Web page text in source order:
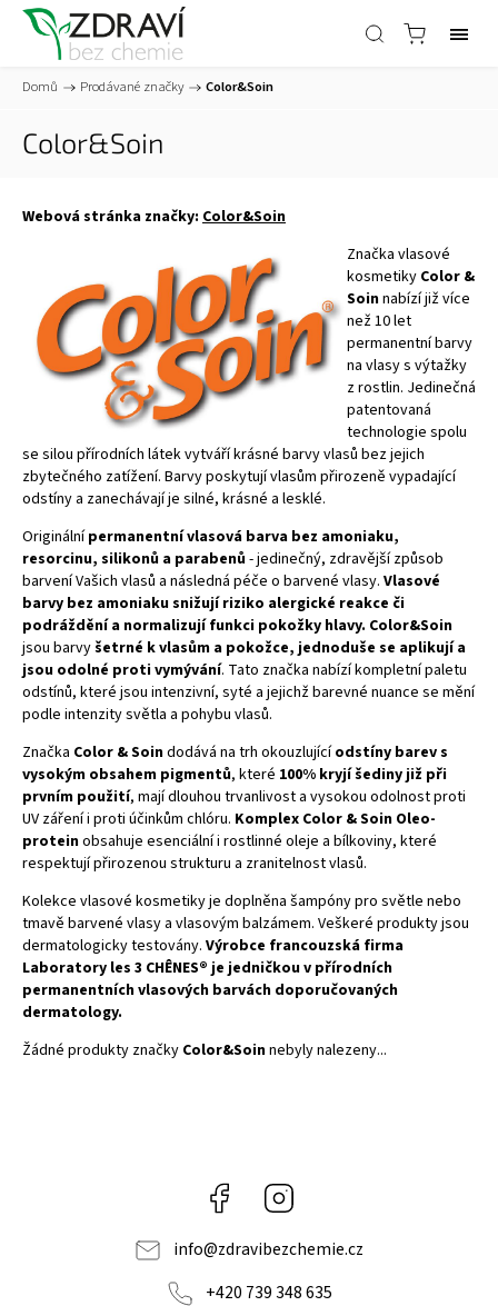
Domů / Prodávané značky / Color&Soin
Color&Soin
Webová stránka značky: Color&Soin
Značka vlasové
kosmetiky Color &
Soinnabízí již více
než 10 let
permanentní barvy
na vlasy s výtažky
z rostlin. Jedinečná
patentovaná
technologie spolu
se silou přírodních látek vytváří krásné barvy vlasů bez jejich
zbytečného zatížení. Barvy poskytují vlasům přirozeně vypadající
odstíny a zanechávají je silné, krásné a lesklé.
Originálnípermanentní vlasová barva bez amoniaku,
resorcinu, silikonů a parabenů- jedinečný, zdravější způsob
barvení Vašich vlasů a následná péče o barvené vlasy. Vlasové
barvy bez amoniaku snižují riziko alergické reakce či
podráždění a normalizují funkci pokožky hlavy. Color&Soin
jsou barvyšetrné k vlasům a pokožce, jednoduše se aplikují a
jsou odolné proti vymývání. Tato značka nabízí kompletní paletu
odstínů, které jsou intenzivní, syté a jejichž barevné nuance se mění
podle intenzity světla a pohybu vlasů.
Značka Color & Soindodává na trh okouzlujícíodstíny barev s
vysokým obsahem pigmentů, které 100% kryjí šediny již při
prvním použití, mají dlouhou trvanlivost a vysokou odolnost proti
UV záření i proti účinkům chlóru. Komplex Color & Soin Oleo-
proteinobsahuje esenciální i rostlinné oleje a bílkoviny, které
respektují přirozenou strukturu a zranitelnost vlasů.
Kolekce vlasové kosmetiky je doplněna šampóny pro světle nebo
tmavě barvené vlasy a vlasovým balzámem. Veškeré produkty jsou
dermatologicky testovány. Výrobce francouzská firma
Laboratory les 3 CHÊNES® je jedničkou v přírodních
permanentních vlasových barvách doporučovaných
dermatology.
Žádné produkty značky Color&Soinnebyly nalezeny...
Facebook
info@zdravibezchemie.cz
+420 739 348 635